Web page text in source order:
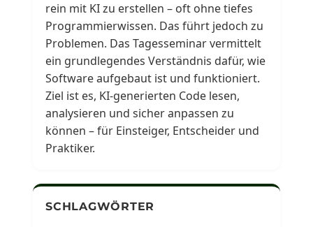
rein mit KI zu erstellen – oft ohne tiefes
Programmierwissen. Das führt jedoch zu
Problemen. Das Tagesseminar vermittelt
ein grundlegendes Verständnis dafür, wie
Software aufgebaut ist und funktioniert.
Ziel ist es, KI-generierten Code lesen,
analysieren und sicher anpassen zu
können – für Einsteiger, Entscheider und
Praktiker.
SCHLAGWÖRTER